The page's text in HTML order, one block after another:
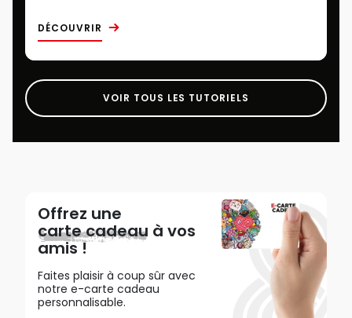
DÉCOUVRIR
VOIR TOUS LES TUTORIELS
Offrez une
carte cadeau à vos
amis !
Faites plaisir à coup sûr avec
notre e-carte cadeau
personnalisable.